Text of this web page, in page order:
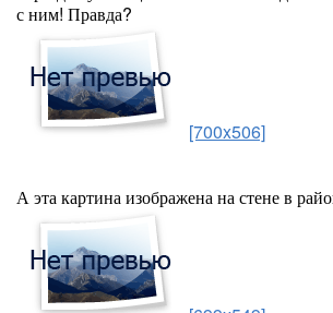
с ним! Правда?
[700x506]
А эта картина изображена на стене в